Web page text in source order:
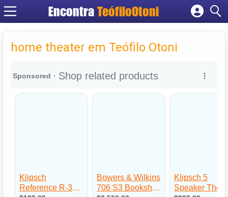
Encontra TeófiloOtoni
Cadastrar empresa
Criar conta
home theater em Teófilo Otoni